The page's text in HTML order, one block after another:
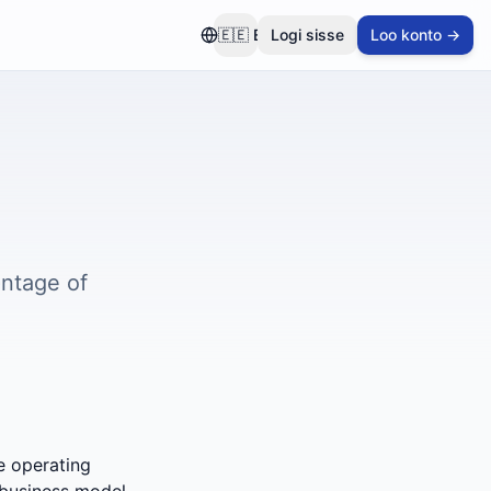
🇪🇪 ET Logi sisse Loo konto →
of
operating